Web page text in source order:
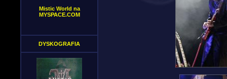
Mistic World na
MYSPACE.COM
DYSKOGRAFIA